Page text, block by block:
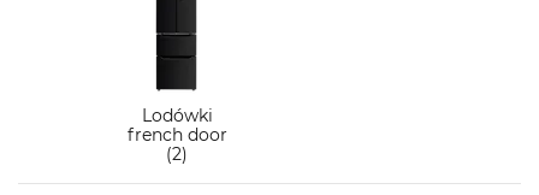
Lodówki
french door
(2)